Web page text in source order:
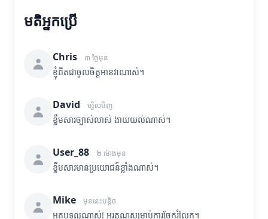
មតិអ្នកប្រើ
Chris ៣ ថ្ងៃមុន
ខ្ញុំពិតជាចូលចិត្តអានវាណាស់។
David ម្សិលមិញ
ខ្លឹមសារច្បាស់លាស់ ងាយយល់ណាស់។
User_88 ២ ម៉ោងមុន
ខ្លឹមសារមានប្រយោជន៍ខ្លាំងណាស់។
Mike មុននេះបន្តិច
អត្ថបទល្អណាស់! អរគុណសម្រាប់ការចែករំលែក។